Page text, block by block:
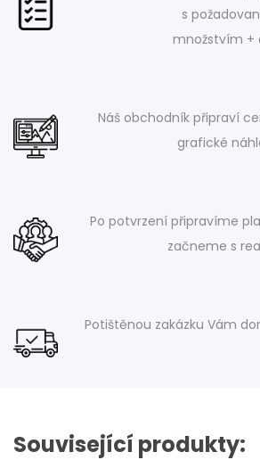
s
množstvím +
Náš obchodník připraví
grafické
Po potvrzení připravíme
začneme s
Potištěnou zakázku Vám
Související produkty: